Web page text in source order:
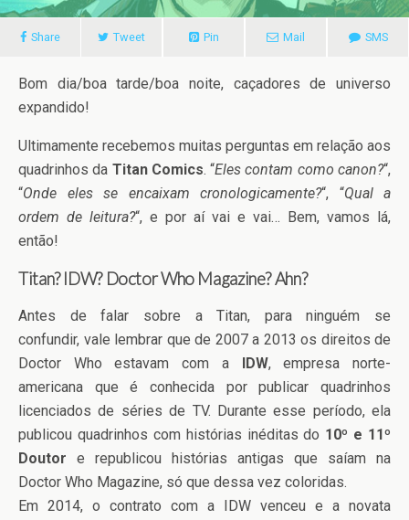
Share Tweet Pin Mail SMS
Bom dia/boa tarde/boa noite, caçadores de universo
expandido!
Ultimamente recebemos muitas perguntas em relação aos
quadrinhos da Titan Comics. “Eles contam como canon?“,
“Onde eles se encaixam cronologicamente?“, “Qual a
ordem de leitura?“, e por aí vai e vai… Bem, vamos lá,
então!
Titan? IDW? Doctor Who Magazine? Ahn?
Antes de falar sobre a Titan, para ninguém se
confundir, vale lembrar que de 2007 a 2013 os direitos de
Doctor Who estavam com a IDW, empresa norte-
americana que é conhecida por publicar quadrinhos
licenciados de séries de TV. Durante esse período, ela
publicou quadrinhos com histórias inéditas do 10º e 11º
Doutor e republicou histórias antigas que saíam na
Doctor Who Magazine, só que dessa vez coloridas.
Em 2014, o contrato com a IDW venceu e a novata